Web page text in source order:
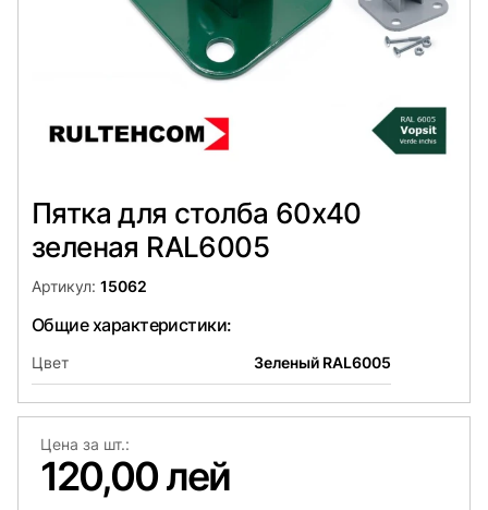
Пятка для столба 60x40
зеленая RAL6005
Артикул: 15062
Общие характеристики:
Цвет Зеленый RAL6005
Цена за шт.:
120,00 лей